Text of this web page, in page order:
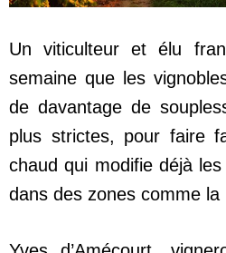
Un viticulteur et élu
semaine que les
de davantage de
plus strictes, pour faire
chaud qui modifie déjà
dans des zones comme la